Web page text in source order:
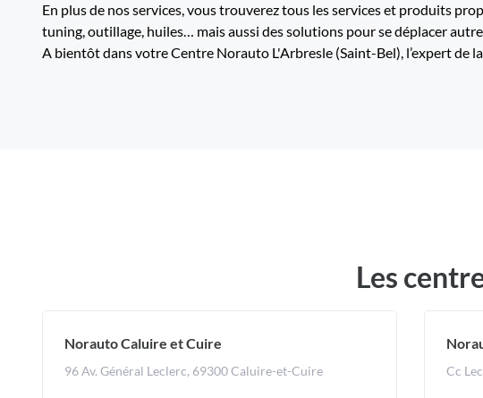
En plus de nos services, vous trouverez tous les services et produits
tuning, outillage, huiles… mais aussi des solutions pour se déplacer
A bientôt dans votre Centre Norauto L'Arbresle (Saint-Bel), l’expert de
Les
Norauto Caluire et Cuire
96 Av. Général Leclerc, 69300 Caluire-et-Cuire Cc